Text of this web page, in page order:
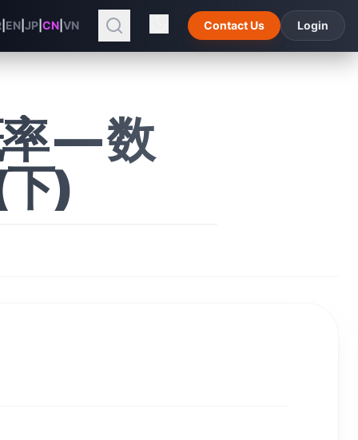
EN JP CN VN Contact Us Login
— 数
)